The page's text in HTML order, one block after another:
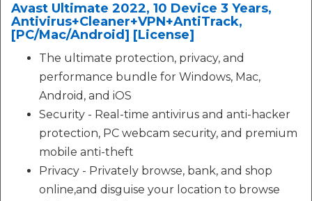
Avast Ultimate 2022, 10 Device 3 Years,
Antivirus+Cleaner+VPN+AntiTrack,
[PC/Mac/Android] [License]
The ultimate protection, privacy, and
performance bundle for Windows, Mac,
Android, and iOS
Security - Real-time antivirus and anti-hacker
protection, PC webcam security, and premium
mobile anti-theft
Privacy - Privately browse, bank, and shop
online,and disguise your location to browse